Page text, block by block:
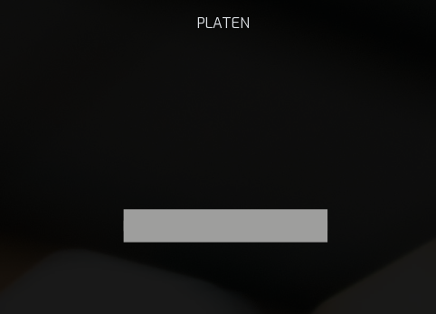
PLATEN